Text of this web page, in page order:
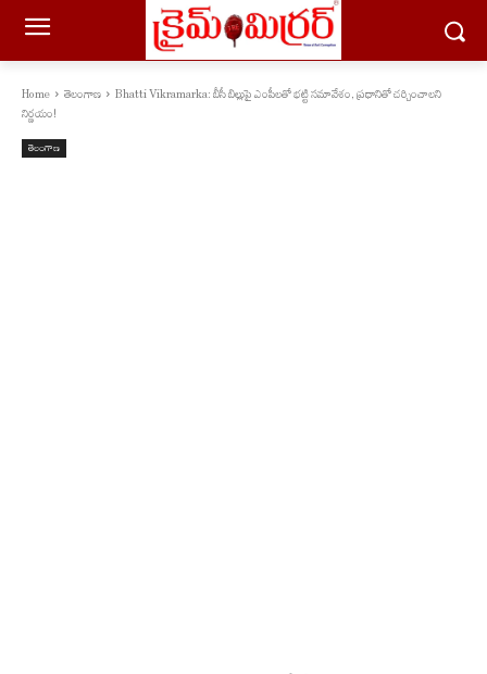
Home తెలంగాణ
Bhatti Vikramarka: బీసీ బిల్లుపై ఎంపీలతో భట్టి సమావేశం, ప్రధానితో చర్చించాలని
నిర్ణయం!
తెలంగాణ